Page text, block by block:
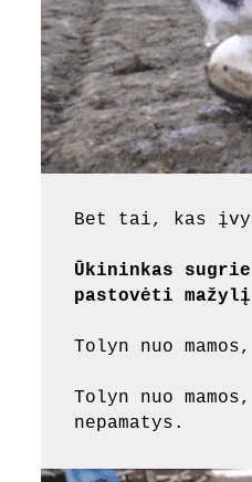
Bet tai, kas
Ūkininkas
pastovėti
Tolyn nuo
Tolyn nuo
nepamatys.